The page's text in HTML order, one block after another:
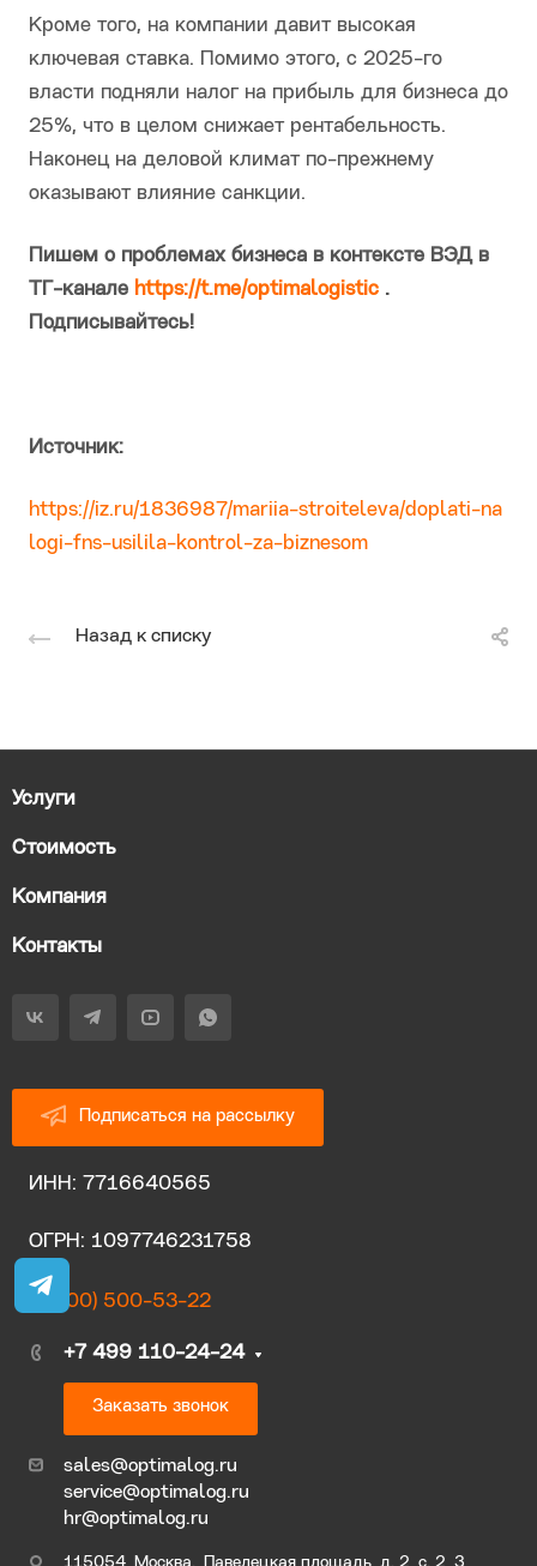
Кроме того, на компании давит высокая
ключевая ставка. Помимо этого, с 2025-го
власти подняли налог на прибыль для бизнеса до
25%, что в целом снижает рентабельность.
Наконец на деловой климат по-прежнему
оказывают влияние санкции.
Пишем о проблемах бизнеса в контексте ВЭД в
ТГ-канале https://t.me/optimalogistic .
Подписывайтесь!
Источник:
https://iz.ru/1836987/mariia-stroiteleva/doplati-na
logi-fns-usilila-kontrol-za-biznesom
Назад к списку
Услуги
Стоимость
Компания
Контакты
Подписаться на рассылку
ИНН: 7716640565
ОГРН: 1097746231758
8 (800) 500-53-22
+7 499 110-24-24
Заказать звонок
sales@optimalog.ru
service@optimalog.ru
hr@optimalog.ru